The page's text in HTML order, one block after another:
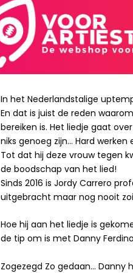
In het Nederlandstalige
En dat is juist de reden
bereiken is. Het liedje gaat
niks genoeg zijn… Hard
Tot dat hij deze vrouw tegen
de boodschap van het lied!
Sinds 2016 is Jordy Carrero
uitgebracht maar nog nooit
Hoe hij aan het liedje is
de tip om is met Danny
Zogezegd Zo gedaan… Danny